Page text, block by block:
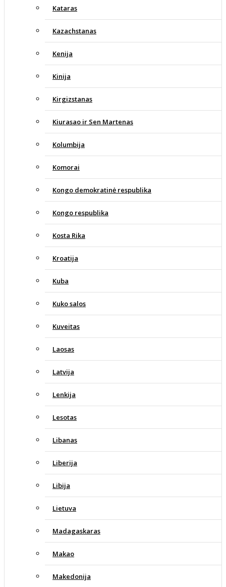
Kataras
Kazachstanas
Kenija
Kinija
Kirgizstanas
Kiurasao ir Sen Martenas
Kolumbija
Komorai
Kongo demokratinė respublika
Kongo respublika
Kosta Rika
Kroatija
Kuba
Kuko salos
Kuveitas
Laosas
Latvija
Lenkija
Lesotas
Libanas
Liberija
Libija
Lietuva
Madagaskaras
Makao
Makedonija